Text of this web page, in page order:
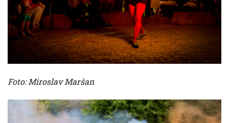
Foto: Miroslav Maršan